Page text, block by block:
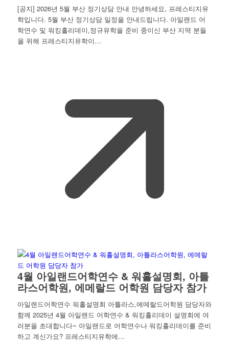
[공지] 2026년 5월 부산 정기상담 안내 안녕하세요, 프레스티지유
학입니다. 5월 부산 정기상담 일정을 안내드립니다. 아일랜드 어
학연수 및 워킹홀리데이,정규유학을 준비 중이신 부산 지역 분들
을 위해 프레스티지유학이…
4월 아일랜드어학연수 & 워홀설명회, 아틀
라스어학원, 에메랄드 어학원 담당자 참가
아일랜드어학연수 워홀설명회 아틀라스,에메랄드어학원 담당자와
함께 2025년 4월 아일랜드 어학연수 & 워킹홀리데이 설명회에 여
러분을 초대합니다~ 아일랜드로 어학연수나 워킹홀리데이를 준비
하고 계신가요? 프레스티지유학에…